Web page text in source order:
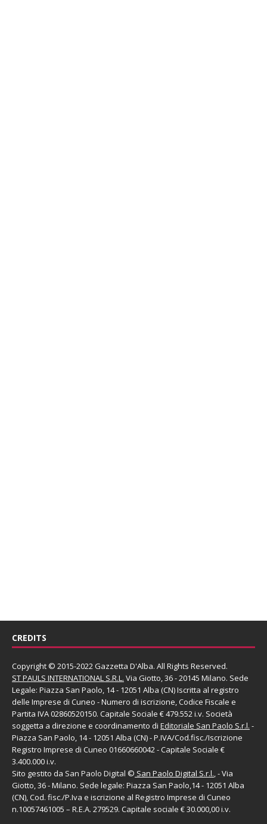
CREDITS
Copyright © 2015-2022 Gazzetta D'Alba. All Rights Reserved.
ST PAULS INTERNATIONAL S.R.L. Via Giotto, 36 - 20145 Milano. Sede
Legale: Piazza San Paolo, 14 - 12051 Alba (CN) Iscritta al registro
delle Imprese di Cuneo - Numero di iscrizione, Codice Fiscale e
Partita IVA 02860520150. Capitale Sociale € 479.552 i.v. Società
soggetta a direzione e coordinamento di Editoriale San Paolo S.r.l. -
Piazza San Paolo, 14 - 12051 Alba (CN) - P.IVA/Cod.fisc./Iscrizione
Registro Imprese di Cuneo 01660660042 - Capitale Sociale €
3.400.000 i.v.
Sito gestito da San Paolo Digital © San Paolo Digital S.r.l., - Via
Giotto, 36 - Milano. Sede legale: Piazza San Paolo,14 - 12051 Alba
(CN), Cod. fisc./P.Iva e iscrizione al Registro Imprese di Cuneo
n.10057461005 – R.E.A. 279529. Capitale sociale € 30.000,00 i.v.